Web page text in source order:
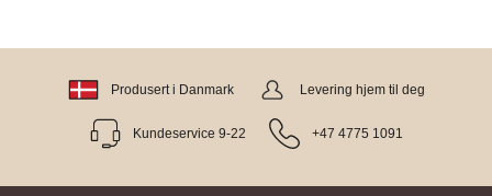
Produsert i Danmark Levering hjem til deg
Kundeservice 9-22 +47 4775 1091